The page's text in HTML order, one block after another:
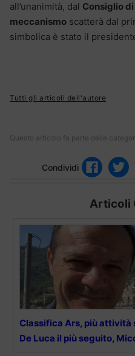
all’unanimità, dal Consiglio
meccanismo scatterà dal
simbolica è stato il
Tutti gli articoli dell'autore
Questo articolo fa parte delle
Condividi
Articoli
Classifica Ars, più attività
De Luca il più seguito,